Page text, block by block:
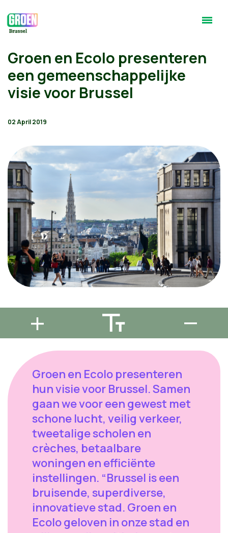
Groen en Ecolo presenteren
een gemeenschappelijke
visie voor Brussel
02 April 2019
Groen en Ecolo presenteren
hun visie voor Brussel. Samen
gaan we voor een gewest met
schone lucht, veilig verkeer,
tweetalige scholen en
crèches, betaalbare
woningen en efficiënte
instellingen. “Brussel is een
bruisende, superdiverse,
innovatieve stad. Groen en
Ecolo geloven in onze stad en